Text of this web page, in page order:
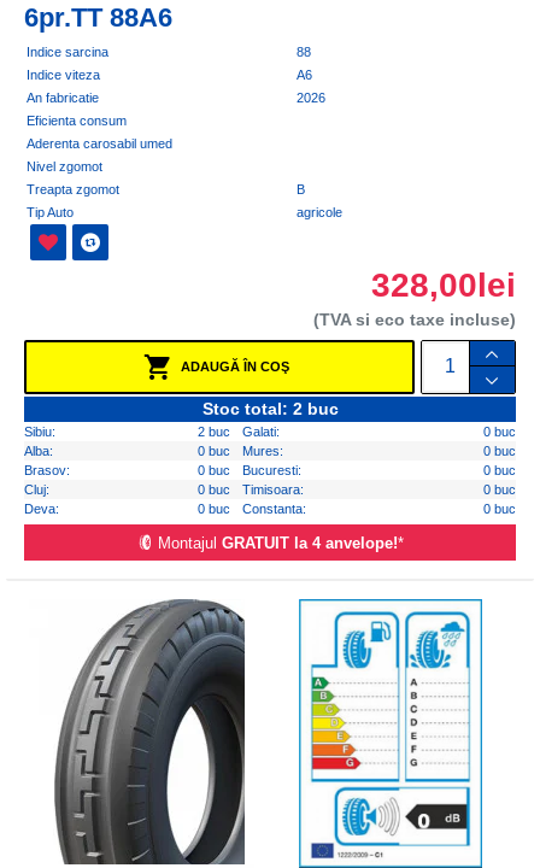
6pr.TT 88A6
Indice sarcina
88
Indice viteza
A6
An fabricatie
2026
Eficienta consum
Aderenta carosabil umed
Nivel zgomot
Treapta zgomot
B
Tip Auto
agricole
328,00lei
(TVA si eco taxe incluse)
ADAUGĂ ÎN COŞ
Stoc total: 2 buc
Sibiu: 2 buc Galati:
0 buc
Alba:
0 buc Mures:
0 buc
Brasov:
0 buc Bucuresti:
0 buc
Cluj:
0 buc Timisoara:
0 buc
Deva:
0 buc Constanta: 0 buc
Montajul GRATUIT la 4 anvelope!*